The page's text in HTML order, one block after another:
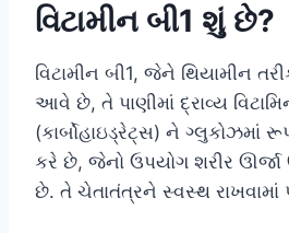
વિટામીન બી1 શું છે?
વિટામીન બી1, જેને થિયામીન
આવે છે, તે પાણીમાં દ્રાવ્ય
(કાર્બોહાઇડ્રેટ્સ) ને ગ્લુકોઝમાં
કરે છે, જેનો ઉપયોગ શરીર ઊર્જા
છે. તે ચેતાતંત્રને સ્વસ્થ